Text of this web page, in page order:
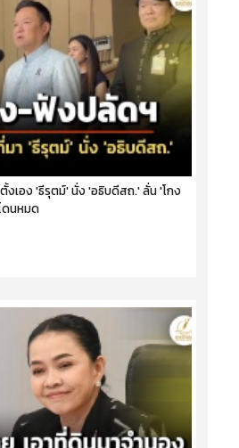
งเอง 'ธีรุตม์' นั่ง 'อธิบดีสถ.' ลั่น 'โกง
ดนหมด